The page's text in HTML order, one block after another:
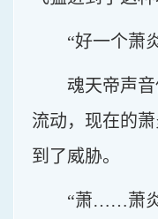
“好一个
魂天帝声
流动，现在的
到了威胁。
“萧……萧